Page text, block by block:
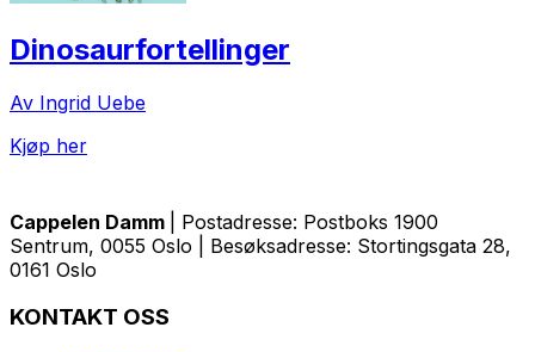
Dinosaurfortellinger
Av Ingrid Uebe
Kjøp her
Cappelen Damm
| Postadresse: Postboks 1900
Sentrum, 0055 Oslo | Besøksadresse: Stortingsgata 28,
0161 Oslo
KONTAKT OSS